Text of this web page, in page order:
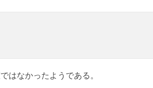
はなかったようである。